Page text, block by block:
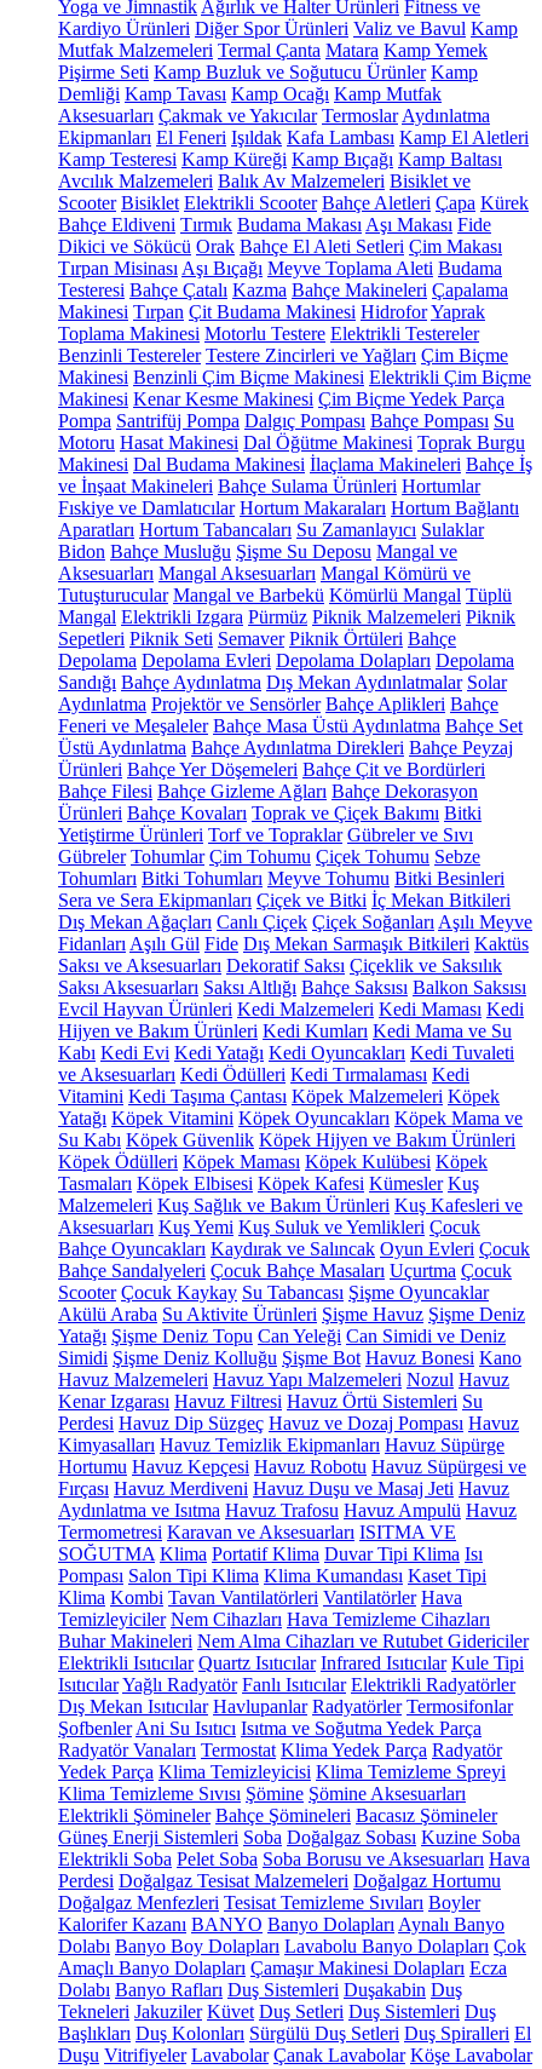
Yoga ve Jimnastik Ağırlık ve Halter Ürünleri Fitness ve
Kardiyo Ürünleri Diğer Spor Ürünleri Valiz ve Bavul Kamp
Mutfak Malzemeleri Termal Çanta Matara Kamp Yemek
Pişirme Seti Kamp Buzluk ve Soğutucu Ürünler Kamp
Demliği Kamp Tavası Kamp Ocağı Kamp Mutfak
Aksesuarları Çakmak ve Yakıcılar Termoslar Aydınlatma
Ekipmanları El Feneri Işıldak Kafa Lambası Kamp El Aletleri
Kamp Testeresi Kamp Küreği Kamp Bıçağı Kamp Baltası
Avcılık Malzemeleri Balık Av Malzemeleri Bisiklet ve
Scooter Bisiklet Elektrikli Scooter Bahçe Aletleri Çapa Kürek
Bahçe Eldiveni Tırmık Budama Makası Aşı Makası Fide
Dikici ve Sökücü Orak Bahçe El Aleti Setleri Çim Makası
Tırpan Misinası Aşı Bıçağı Meyve Toplama Aleti Budama
Testeresi Bahçe Çatalı Kazma Bahçe Makineleri Çapalama
Makinesi Tırpan Çit Budama Makinesi HidroforYaprak
Toplama Makinesi Motorlu Testere Elektrikli Testereler
Benzinli Testereler Testere Zincirleri ve Yağları Çim Biçme
Makinesi Benzinli Çim Biçme Makinesi Elektrikli Çim Biçme
Makinesi Kenar Kesme Makinesi Çim Biçme Yedek Parça
Pompa Santrifüj Pompa Dalgıç Pompası Bahçe Pompası Su
Motoru Hasat Makinesi Dal Öğütme Makinesi Toprak Burgu
Makinesi Dal Budama Makinesi İlaçlama Makineleri Bahçe İş
ve İnşaat Makineleri Bahçe Sulama Ürünleri Hortumlar
Fıskiye ve Damlatıcılar Hortum Makaraları Hortum Bağlantı
Aparatları Hortum Tabancaları Su Zamanlayıcı Sulaklar
Bidon Bahçe Musluğu Şişme Su Deposu Mangal ve
Aksesuarları Mangal Aksesuarları Mangal Kömürü ve
Tutuşturucular Mangal ve Barbekü Kömürlü Mangal Tüplü
Mangal Elektrikli Izgara Pürmüz Piknik Malzemeleri Piknik
Sepetleri Piknik Seti Semaver Piknik Örtüleri Bahçe
Depolama Depolama Evleri Depolama Dolapları Depolama
Sandığı Bahçe Aydınlatma Dış Mekan Aydınlatmalar Solar
Aydınlatma Projektör ve Sensörler Bahçe Aplikleri Bahçe
Feneri ve Meşaleler Bahçe Masa Üstü Aydınlatma Bahçe Set
Üstü Aydınlatma Bahçe Aydınlatma Direkleri Bahçe Peyzaj
Ürünleri Bahçe Yer Döşemeleri Bahçe Çit ve Bordürleri
Bahçe Filesi Bahçe Gizleme Ağları Bahçe Dekorasyon
Ürünleri Bahçe Kovaları Toprak ve Çiçek Bakımı Bitki
Yetiştirme Ürünleri Torf ve Topraklar Gübreler ve Sıvı
Gübreler Tohumlar Çim Tohumu Çiçek Tohumu Sebze
Tohumları Bitki Tohumları Meyve Tohumu Bitki Besinleri
Sera ve Sera Ekipmanları Çiçek ve Bitki İç Mekan Bitkileri
Dış Mekan Ağaçları Canlı Çiçek Çiçek Soğanları Aşılı Meyve
Fidanları Aşılı Gül Fide Dış Mekan Sarmaşık Bitkileri Kaktüs
Saksı ve Aksesuarları Dekoratif Saksı Çiçeklik ve Saksılık
Saksı Aksesuarları Saksı Altlığı Bahçe Saksısı Balkon Saksısı
Evcil Hayvan Ürünleri Kedi Malzemeleri Kedi Maması Kedi
Hijyen ve Bakım Ürünleri Kedi Kumları Kedi Mama ve Su
Kabı Kedi Evi Kedi Yatağı Kedi Oyuncakları Kedi Tuvaleti
ve Aksesuarları Kedi Ödülleri Kedi Tırmalaması Kedi
Vitamini Kedi Taşıma Çantası Köpek Malzemeleri Köpek
Yatağı Köpek Vitamini Köpek Oyuncakları Köpek Mama ve
Su Kabı Köpek Güvenlik Köpek Hijyen ve Bakım Ürünleri
Köpek Ödülleri Köpek Maması Köpek Kulübesi Köpek
Tasmaları Köpek Elbisesi Köpek Kafesi Kümesler Kuş
Malzemeleri Kuş Sağlık ve Bakım Ürünleri Kuş Kafesleri ve
Aksesuarları Kuş Yemi Kuş Suluk ve Yemlikleri Çocuk
Bahçe Oyuncakları Kaydırak ve Salıncak Oyun Evleri Çocuk
Bahçe Sandalyeleri Çocuk Bahçe Masaları Uçurtma Çocuk
Scooter Çocuk Kaykay Su Tabancası Şişme Oyuncaklar
Akülü Araba Su Aktivite Ürünleri Şişme Havuz Şişme Deniz
Yatağı Şişme Deniz Topu Can Yeleği Can Simidi ve Deniz
Simidi Şişme Deniz Kolluğu Şişme Bot Havuz Bonesi Kano
Havuz Malzemeleri Havuz Yapı Malzemeleri Nozul Havuz
Kenar Izgarası Havuz Filtresi Havuz Örtü Sistemleri Su
Perdesi Havuz Dip Süzgeç Havuz ve Dozaj Pompası Havuz
Kimyasalları Havuz Temizlik Ekipmanları Havuz Süpürge
Hortumu Havuz Kepçesi Havuz Robotu Havuz Süpürgesi ve
Fırçası Havuz Merdiveni Havuz Duşu ve Masaj Jeti Havuz
Aydınlatma ve Isıtma Havuz Trafosu Havuz Ampulü Havuz
Termometresi Karavan ve Aksesuarları ISITMA VE
SOĞUTMA Klima Portatif Klima Duvar Tipi Klima Isı
Pompası Salon Tipi Klima Klima Kumandası Kaset Tipi
Klima Kombi Tavan Vantilatörleri Vantilatörler Hava
Temizleyiciler Nem Cihazları Hava Temizleme Cihazları
Buhar Makineleri Nem Alma Cihazları ve Rutubet Gidericiler
Elektrikli Isıtıcılar Quartz Isıtıcılar Infrared Isıtıcılar Kule Tipi
IsıtıcılarYağlı Radyatör Fanlı Isıtıcılar Elektrikli Radyatörler
Dış Mekan Isıtıcılar Havlupanlar Radyatörler Termosifonlar
Şofbenler Ani Su Isıtıcı Isıtma ve Soğutma Yedek Parça
Radyatör Vanaları Termostat Klima Yedek Parça Radyatör
Yedek Parça Klima Temizleyicisi Klima Temizleme Spreyi
Klima Temizleme Sıvısı Şömine Şömine Aksesuarları
Elektrikli Şömineler Bahçe Şömineleri Bacasız Şömineler
Güneş Enerji Sistemleri Soba Doğalgaz Sobası Kuzine Soba
Elektrikli Soba Pelet Soba Soba Borusu ve Aksesuarları Hava
Perdesi Doğalgaz Tesisat Malzemeleri Doğalgaz Hortumu
Doğalgaz Menfezleri Tesisat Temizleme Sıvıları Boyler
Kalorifer Kazanı BANYO Banyo Dolapları Aynalı Banyo
Dolabı Banyo Boy Dolapları Lavabolu Banyo Dolapları Çok
Amaçlı Banyo Dolapları Çamaşır Makinesi Dolapları Ecza
Dolabı Banyo Rafları Duş Sistemleri Duşakabin Duş
Tekneleri Jakuziler Küvet Duş Setleri Duş Sistemleri Duş
Başlıkları Duş Kolonları Sürgülü Duş Setleri Duş Spiralleri El
Duşu Vitrifiyeler Lavabolar Çanak Lavabolar Köşe Lavabolar